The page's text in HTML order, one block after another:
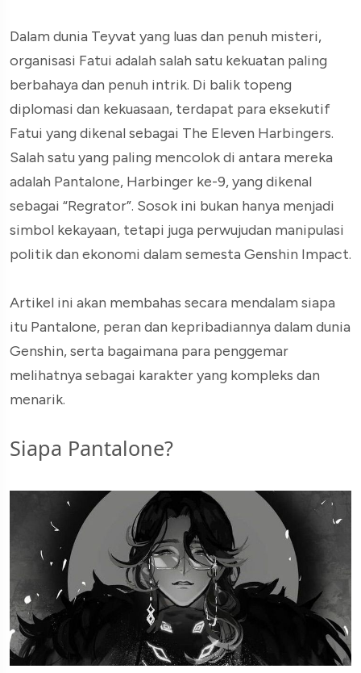
Dalam dunia Teyvat yang luas dan penuh misteri,
organisasi Fatui adalah salah satu kekuatan paling
berbahaya dan penuh intrik. Di balik topeng
diplomasi dan kekuasaan, terdapat para eksekutif
Fatui yang dikenal sebagai The Eleven Harbingers.
Salah satu yang paling mencolok di antara mereka
adalah Pantalone, Harbinger ke-9, yang dikenal
sebagai “Regrator”. Sosok ini bukan hanya menjadi
simbol kekayaan, tetapi juga perwujudan manipulasi
politik dan ekonomi dalam semesta Genshin Impact.
Artikel ini akan membahas secara mendalam siapa
itu Pantalone, peran dan kepribadiannya dalam dunia
Genshin, serta bagaimana para penggemar
melihatnya sebagai karakter yang kompleks dan
menarik.
Siapa Pantalone?